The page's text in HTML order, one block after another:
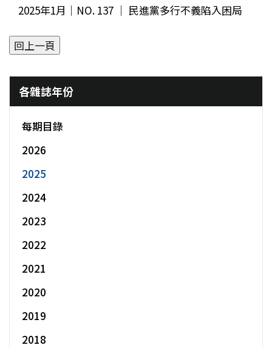
2025年1月｜NO. 137 │ 民進黨多行不義陷入困局
各雜誌年份
每期目錄
2026
2025
2024
2023
2022
2021
2020
2019
2018